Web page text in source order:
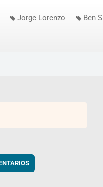
Jorge Lorenzo Ben